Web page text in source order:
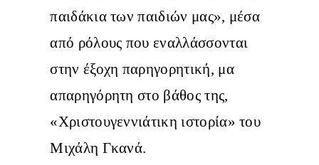
παιδάκια των παιδιών μας», μέσα
από ρόλους που εναλλάσσονται
στην έξοχη παρηγορητική, μα
απαρηγόρητη στο βάθος της,
«Χριστουγεννιάτικη ιστορία» του
Μιχάλη Γκανά.